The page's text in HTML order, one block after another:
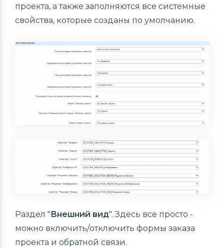
проекта, а также заполняются все системные
свойства, которые созданы по умолчанию.
Раздел "Внешний вид". Здесь все просто -
можно включить/отключить формы заказа
проекта и обратной связи.